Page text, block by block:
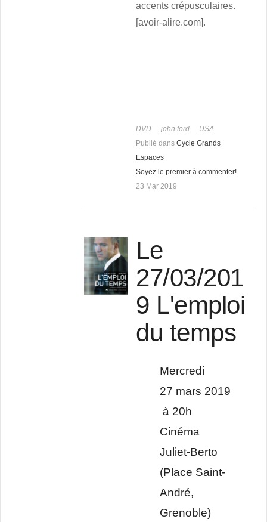
accents crépusculaires.
[avoir-alire.com].
DVD john ford
USA
Publié dans Cycle Grands
Espaces
Soyez le premier à commenter!
23 Mar 2019
Le
27/03/201
9 L'emploi
du temps
Mercredi
27 mars 2019
à 20h
Cinéma
Juliet-Berto
(Place Saint-
André,
Grenoble)